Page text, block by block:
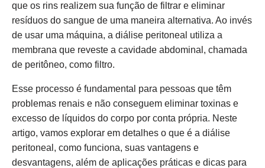
que os rins realizem sua função de filtrar e eliminar
resíduos do sangue de uma maneira alternativa. Ao invés
de usar uma máquina, a diálise peritoneal utiliza a
membrana que reveste a cavidade abdominal, chamada
de peritôneo, como filtro.
Esse processo é fundamental para pessoas que têm
problemas renais e não conseguem eliminar toxinas e
excesso de líquidos do corpo por conta própria. Neste
artigo, vamos explorar em detalhes o que é a diálise
peritoneal, como funciona, suas vantagens e
desvantagens, além de aplicações práticas e dicas para